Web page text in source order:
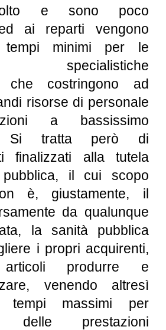
e sono poco
ai reparti vengono
tempi minimi per le
specialistiche
che costringono ad
risorse di personale
a bassissimo
Si tratta però di
finalizzati alla tutela
il cui scopo
è, giustamente, il
da qualunque
la sanità pubblica
i propri acquirenti,
produrre e
venendo altresì
tempi massimi per
delle prestazioni